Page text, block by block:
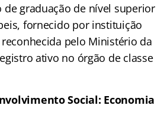
de graduação de nível superior
fornecido por instituição
pelo Ministério da
ativo no órgão de classe
Social: Economia